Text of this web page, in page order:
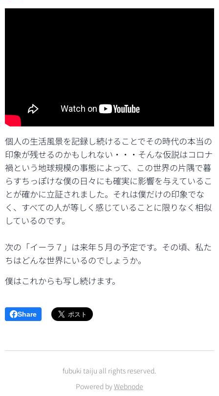
個人の生活風景を記録し続けることでその時代の本当の
印象が残せるのかもしれない・・・そんな仮説はコロナ
禍という地球規模の事態によって、この世界の片隅で暮
らすちっぽけな僕の日々にも確実に影響を与えているこ
とが確かに立証されました。それは僕だけの印象でな
く、すべての人が等しく感じていることに限りなく相似
しているのです。
次の「イーラ７」は来年５月の予定です。その頃、私た
ちはどんな世界にいるのでしょうか。
僕はこれからも写し続けます。
Share
fubuki taiju all rights reserved.
Powered byWebnode